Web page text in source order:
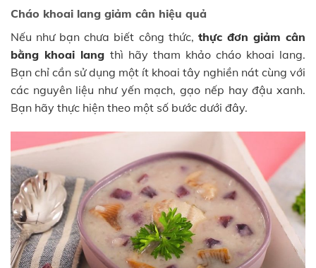
Cháo khoai lang giảm cân hiệu quả
Nếu như bạn chưa biết công thức, thực đơn giảm cân
bằng khoai lang thì hãy tham khảo cháo khoai lang.
Bạn chỉ cần sử dụng một ít khoai tây nghiền nát cùng với
các nguyên liệu như yến mạch, gạo nếp hay đậu xanh.
Bạn hãy thực hiện theo một số bước dưới đây.